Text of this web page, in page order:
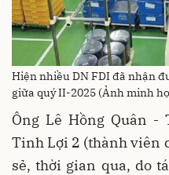
Hiện nhiều DN FDI đã nhận
giữa quý II-2025 (Ảnh minh
Ông Lê Hồng Quân -
Tinh Lợi 2 (thành viên
sẻ, thời gian qua, do